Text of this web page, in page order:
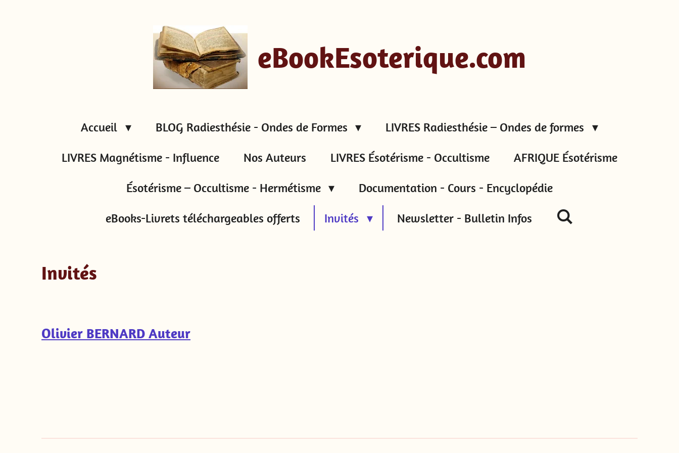
eBookEsoterique.com
Accueil BLOG Radiesthésie - Ondes de Formes
LIVRES Radiesthésie – Ondes de formes
LIVRES Magnétisme - Influence
Nos Auteurs LIVRES Ésotérisme - Occultisme
AFRIQUE Ésotérisme
Ésotérisme – Occultisme - Hermétisme
Documentation - Cours - Encyclopédie
eBooks-Livrets téléchargeables offerts
Invités Newsletter - Bulletin Infos
Invités
Olivier BERNARD Auteur